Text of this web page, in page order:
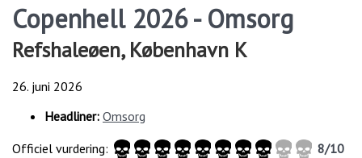
Copenhell 2026 - Omsorg
Refshaleøen, København K
26. juni 2026
Headliner: Omsorg
Officiel vurdering:
8/10